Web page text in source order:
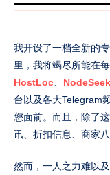
我开设了一档全新的
里，我将竭尽所能在
HostLoc
NodeSeek
台以及各大Telegram
您面前。而且，除了
讯、折扣信息、商家八
然而，一人之力难以